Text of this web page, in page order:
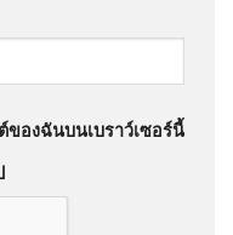
ของฉันบนเบราว์เซอร์นี้